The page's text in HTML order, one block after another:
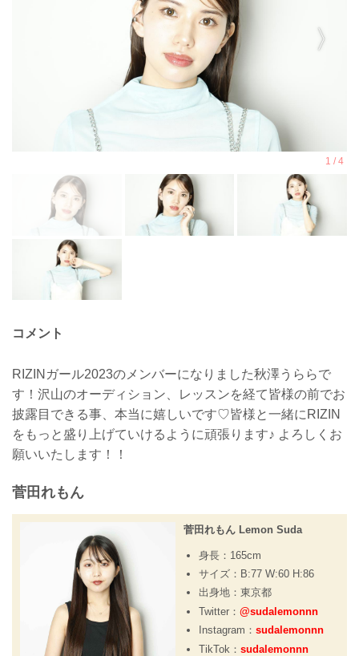
コメント
RIZINガール2023のメンバーになりました秋澤うららで
す！沢山のオーディション、レッスンを経て皆様の前でお
披露目できる事、本当に嬉しいです♡皆様と一緒にRIZIN
をもっと盛り上げていけるように頑張ります♪ よろしくお
願いいたします！！
菅田れもん
菅田れもん Lemon Suda
身長：165cm
サイズ：B:77 W:60 H:86
出身地：東京都
Twitter： @sudalemonnn
Instagram： sudalemonnn
TikTok： sudalemonnn